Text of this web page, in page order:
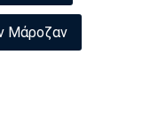
Μάροζαν